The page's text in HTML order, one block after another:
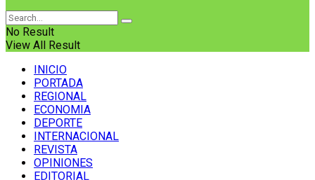
No Result
View All Result
INICIO
PORTADA
REGIONAL
ECONOMIA
DEPORTE
INTERNACIONAL
REVISTA
OPINIONES
EDITORIAL